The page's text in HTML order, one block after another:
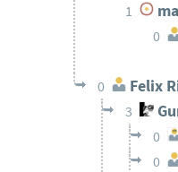
1
0
0 Felix
3
0
0